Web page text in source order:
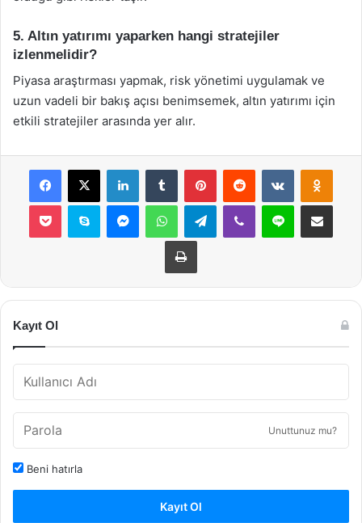
5. Altın yatırımı yaparken hangi stratejiler
izlenmelidir?
Piyasa araştırması yapmak, risk yönetimi uygulamak ve
uzun vadeli bir bakış açısı benimsemek, altın yatırımı için
etkili stratejiler arasında yer alır.
Facebook
X LinkedInTumblr PinterestReddit VKontakte
Pocket Skype MessengerWhatsAppTelegramViber Line E-Posta ile
Yazdır
Kayıt Ol
Unuttunuz mu?
Beni hatırla
Kayıt Ol